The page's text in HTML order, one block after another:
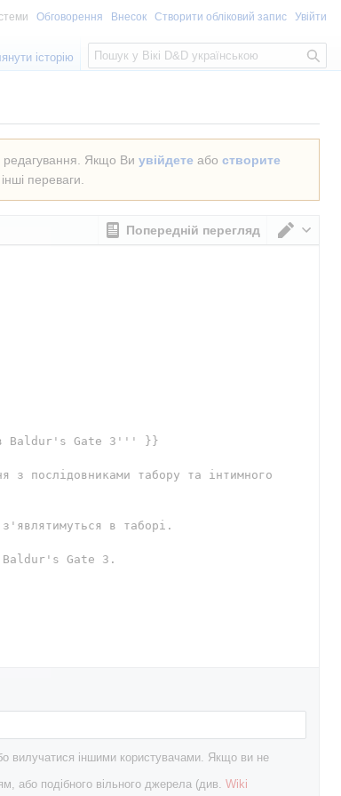
редагування. Якщо Ви увійдете або створите
переваги.
Попередній перегляд
вилучатися іншими користувачами. Якщо ви не
або подібного вільного джерела (див. Wiki
Обговорення Внесок Створити обліковий запис Увійти
історію
Пошук